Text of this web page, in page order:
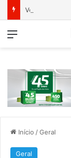
Menu
Início /Geral
Geral